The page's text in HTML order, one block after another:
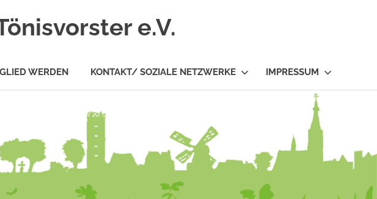
e.V.
WERDEN KONTAKT/ SOZIALE NETZWERKE IMPRESSUM